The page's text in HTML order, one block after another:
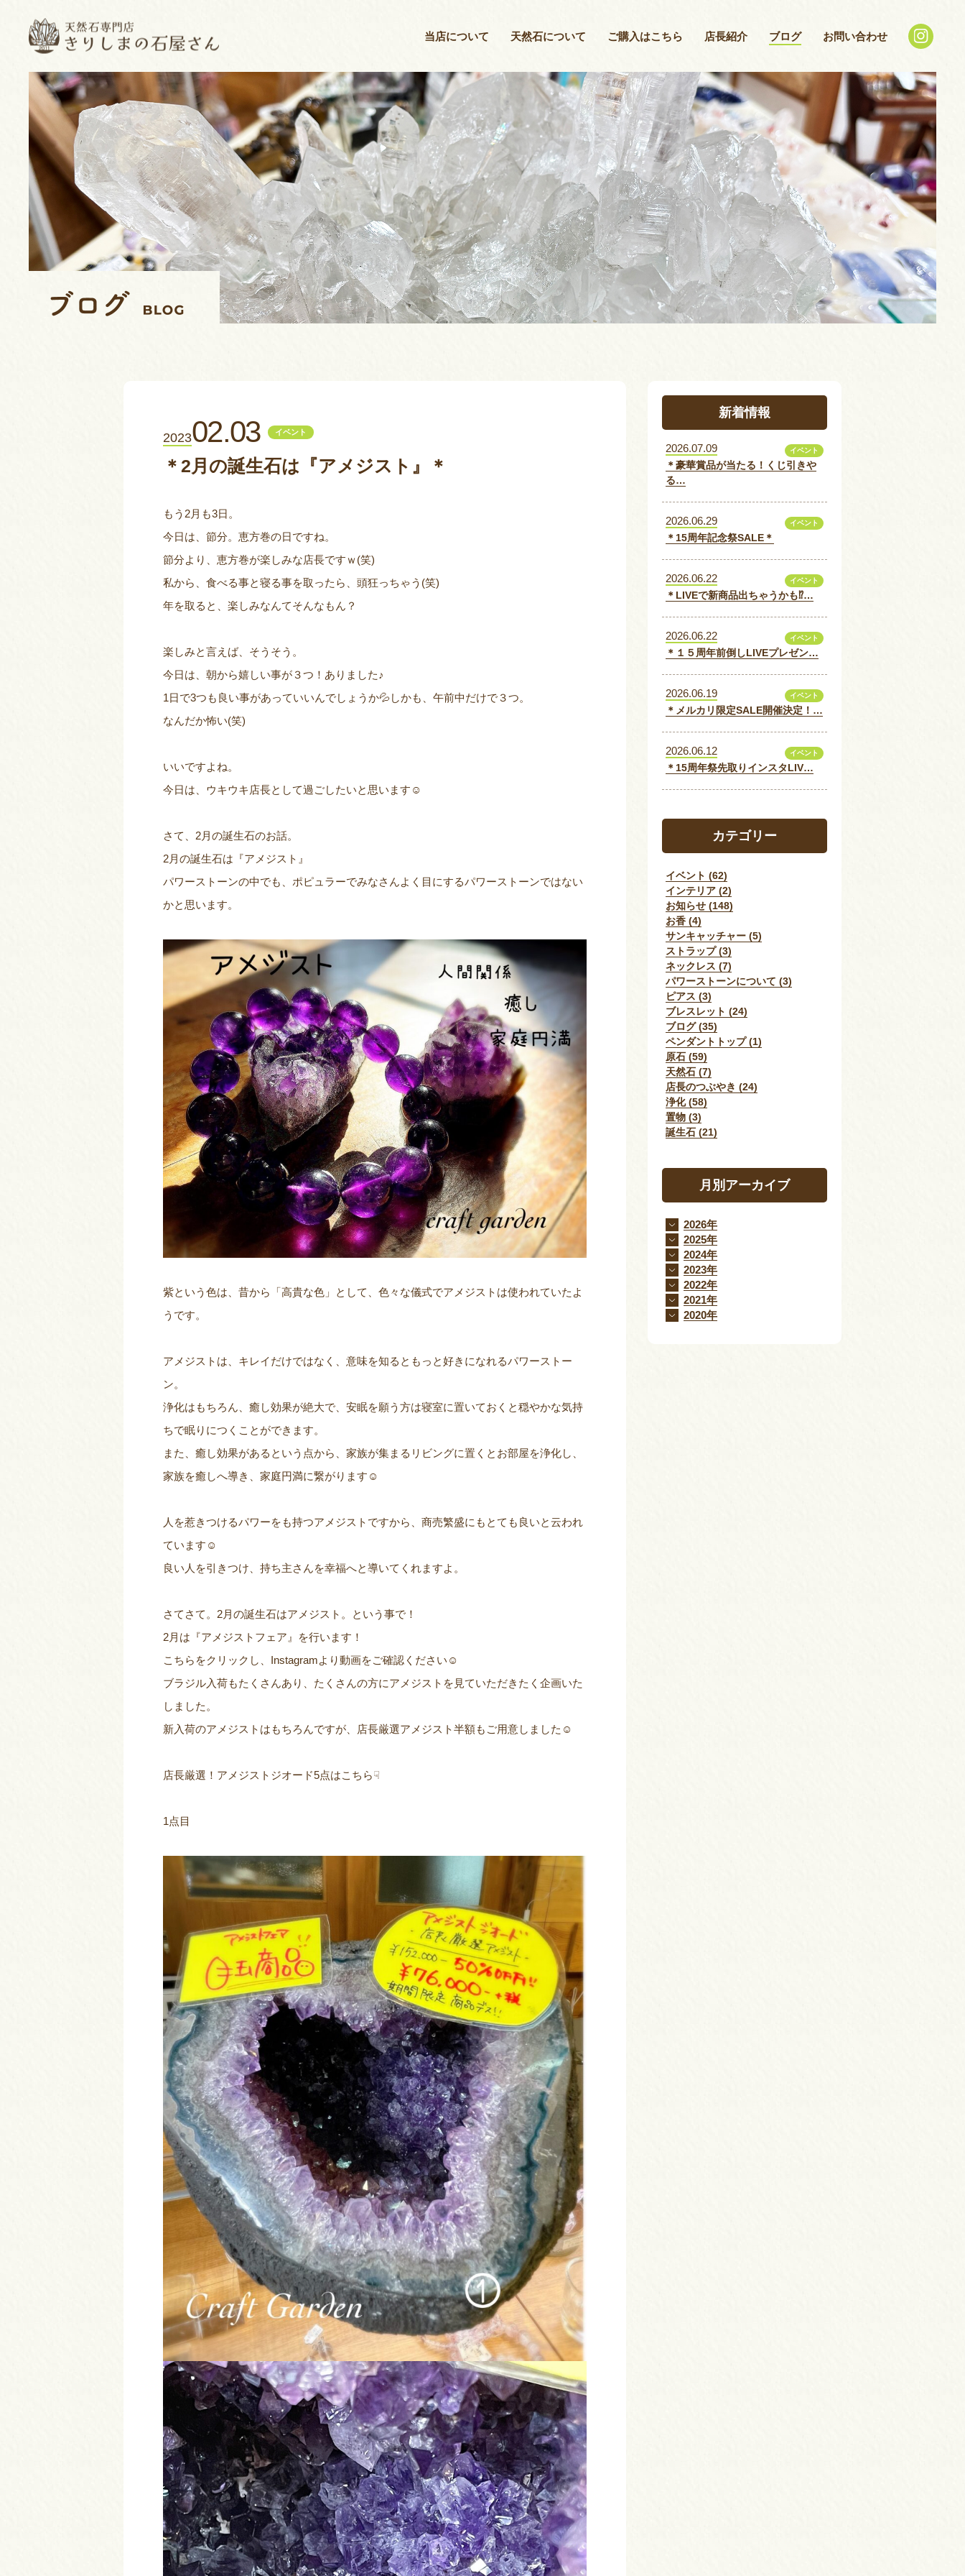
当店について 天然石について ご購入はこちら 店長紹介 ブログ お問い合わせ
202302.03 イベント
＊2月の誕生石は『アメジスト』＊
もう2月も3日。
今日は、節分。恵方巻の日ですね。
節分より、恵方巻が楽しみな店長ですｗ(笑)
私から、食べる事と寝る事を取ったら、頭狂っちゃう(笑)
年を取ると、楽しみなんてそんなもん？
楽しみと言えば、そうそう。
今日は、朝から嬉しい事が３つ！ありました♪
1日で3つも良い事があっていいんでしょうか💦しかも、午前中だけで３つ。
なんだか怖い(笑)
いいですよね。
今日は、ウキウキ店長として過ごしたいと思います☺
さて、2月の誕生石のお話。
2月の誕生石は『アメジスト』
パワーストーンの中でも、ポピュラーでみなさんよく目にするパワーストーンではない
かと思います。
紫という色は、昔から「高貴な色」として、色々な儀式でアメジストは使われていたよ
うです。
アメジストは、キレイだけではなく、意味を知るともっと好きになれるパワーストー
ン。
浄化はもちろん、癒し効果が絶大で、安眠を願う方は寝室に置いておくと穏やかな気持
ちで眠りにつくことができます。
また、癒し効果があるという点から、家族が集まるリビングに置くとお部屋を浄化し、
家族を癒しへ導き、家庭円満に繋がります☺
人を惹きつけるパワーをも持つアメジストですから、商売繁盛にもとても良いと云われ
ています☺
良い人を引きつけ、持ち主さんを幸福へと導いてくれますよ。
さてさて。2月の誕生石はアメジスト。という事で！
2月は『アメジストフェア』を行います！
こちらをクリックし、Instagramより動画をご確認ください☺
ブラジル入荷もたくさんあり、たくさんの方にアメジストを見ていただきたく企画いた
しました。
新入荷のアメジストはもちろんですが、店長厳選アメジスト半額もご用意しました☺
店長厳選！アメジストジオード5点はこちら☟
1点目
新着情報
2026.07.09 イベント
＊豪華賞品が当たる！くじ引きや
る…
2026.06.29 イベント
＊15周年記念祭SALE＊
2026.06.22 イベント
＊LIVEで新商品出ちゃうかも⁉…
2026.06.22 イベント
＊１５周年前倒しLIVEプレゼン…
2026.06.19 イベント
＊メルカリ限定SALE開催決定！…
2026.06.12 イベント
＊15周年祭先取りインスタLIV…
カテゴリー
イベント (62)
インテリア (2)
お知らせ (148)
お香 (4)
サンキャッチャー (5)
ストラップ (3)
ネックレス (7)
パワーストーンについて (3)
ピアス (3)
ブレスレット (24)
ブログ (35)
ペンダントトップ (1)
原石 (59)
天然石 (7)
店長のつぶやき (24)
浄化 (58)
置物 (3)
誕生石 (21)
月別アーカイブ
2026年
2025年
2024年
2023年
2022年
2021年
2020年
ご購入はこちら
店長紹介
ブログ
お問い合わせ